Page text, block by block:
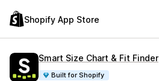
Shopify App Store
Smart Size Chart & Fit Finder
Built for Shopify